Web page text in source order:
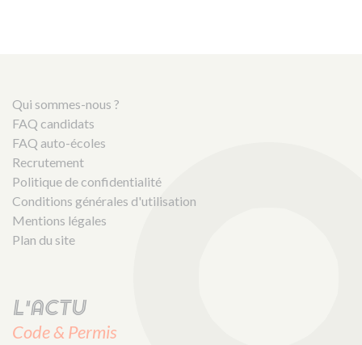
Qui sommes-nous ?
FAQ candidats
FAQ auto-écoles
Recrutement
Politique de confidentialité
Conditions générales d'utilisation
Mentions légales
Plan du site
L'actu
Code & Permis